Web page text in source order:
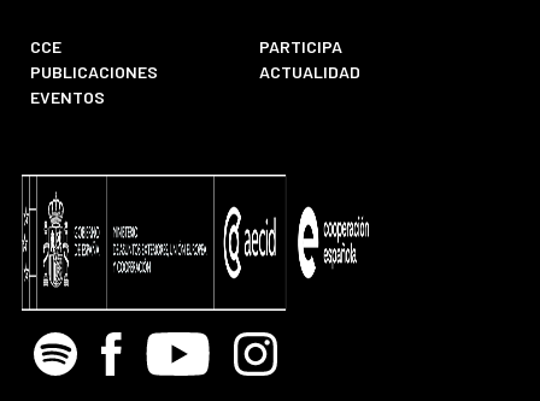
CCE
PARTICIPA
PUBLICACIONES
ACTUALIDAD
EVENTOS
Spotify Facebook
Youtube Instagram